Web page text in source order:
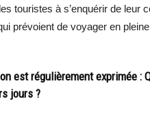
touristes à s’enquérir de leur
prévoient de voyager en
est régulièrement exprimée
jours ?